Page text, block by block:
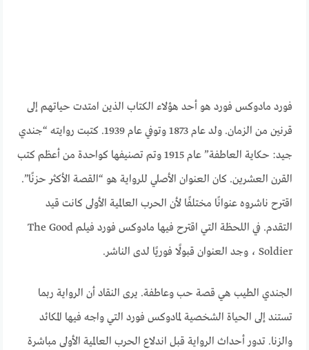
فورد مادوكس فورد هو أحد هؤلاء الكتاب الذين امتدت حياتهم إلى
قرنين من الزمان. ولد عام 1873 وتوفي عام 1939. كتبت روايته “جندي
جيد: حكاية العاطفة” عام 1915 وتم تصنيفها كواحدة من أعظم كتب
القرن العشرين. كان العنوان الأصلي للرواية هو “القصة الأكثر حزنًا”.
اقترح ناشروه عنوانًا مختلفًا لأن الحرب العالمية الأولى كانت قيد
التقدم. في اللحظة التي اقترح فيها مادوكس فورد فيلم The Good
Soldier ، وجد العنوان قبولًا فوريًا لدى الناشر.
الجندي الطيب هي قصة حب وعاطفة. يرى النقاد أن الرواية ربما
تستند إلى الحياة الشخصية لمادوكس فورد التي واجه فيها المكائد
والزنا. تدور أحداث الرواية قبل اندلاع الحرب العالمية الأولى مباشرة